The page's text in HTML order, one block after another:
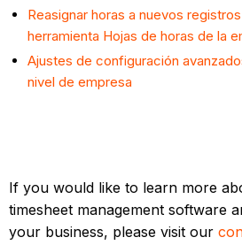
Reasignar horas a nuevos
herramienta Hojas de horas de la
Ajustes de configuración
nivel de empresa
If you would like to learn more
timesheet management software
your business, please visit our